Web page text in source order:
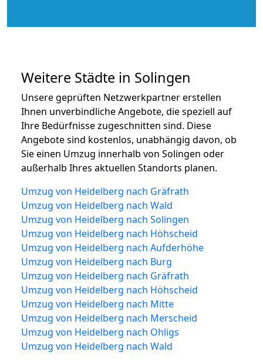
Weitere Städte in Solingen
Unsere geprüften Netzwerkpartner erstellen
Ihnen unverbindliche Angebote, die speziell auf
Ihre Bedürfnisse zugeschnitten sind. Diese
Angebote sind kostenlos, unabhängig davon, ob
Sie einen Umzug innerhalb von Solingen oder
außerhalb Ihres aktuellen Standorts planen.
Umzug von Heidelberg nach Gräfrath
Umzug von Heidelberg nach Wald
Umzug von Heidelberg nach Solingen
Umzug von Heidelberg nach Höhscheid
Umzug von Heidelberg nach Aufderhöhe
Umzug von Heidelberg nach Burg
Umzug von Heidelberg nach Gräfrath
Umzug von Heidelberg nach Höhscheid
Umzug von Heidelberg nach Mitte
Umzug von Heidelberg nach Merscheid
Umzug von Heidelberg nach Ohligs
Umzug von Heidelberg nach Wald